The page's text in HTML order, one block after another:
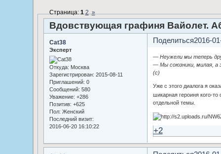
Вдовствующая графиня Вайолет.
Страница:1 2 »
Поделиться2016-
Cat38
Эксперт
Откуда: Москва
Зарегистрирован: 2015-08-11
Приглашений: 0
Сообщений: 580
Уважение: +286
Позитив: +625
Пол: Женский
Последний визит:
2016-06-20 16:10:22
— Неужели мы теперь
— Мы союзники, милая, а
(с)
Уже с этого диалога я
шикарная героиня кого-
отдельной темы.
+2